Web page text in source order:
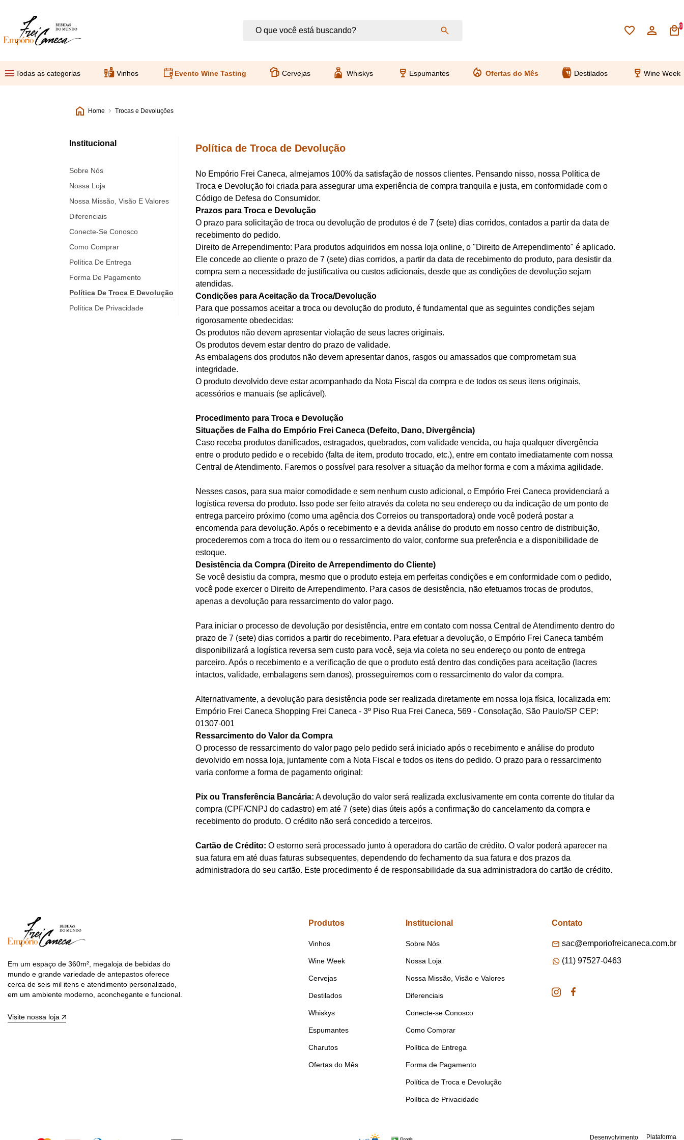
0
Todas as categorias Vinhos Evento Wine Tasting Cervejas Whiskys Espumantes Ofertas do Mês Destilados Wine Week
Institucional
Sobre Nós
Nossa Loja
Nossa Missão, Visão E Valores
Diferenciais
Conecte-Se Conosco
Como Comprar
Política De Entrega
Forma De Pagamento
Política De Troca E Devolução
Política De Privacidade
Home Trocas e Devoluções
Política de Troca de Devolução
No Empório Frei Caneca, almejamos 100% da satisfação de nossos clientes. Pensando nisso, nossa Política de
Troca e Devolução foi criada para assegurar uma experiência de compra tranquila e justa, em conformidade com o
Código de Defesa do Consumidor.
Prazos para Troca e Devolução
O prazo para solicitação de troca ou devolução de produtos é de 7 (sete) dias corridos, contados a partir da data de
recebimento do pedido.
Direito de Arrependimento: Para produtos adquiridos em nossa loja online, o "Direito de Arrependimento" é aplicado.
Ele concede ao cliente o prazo de 7 (sete) dias corridos, a partir da data de recebimento do produto, para desistir da
compra sem a necessidade de justificativa ou custos adicionais, desde que as condições de devolução sejam
atendidas.
Condições para Aceitação da Troca/Devolução
Para que possamos aceitar a troca ou devolução do produto, é fundamental que as seguintes condições sejam
rigorosamente obedecidas:
Os produtos não devem apresentar violação de seus lacres originais.
Os produtos devem estar dentro do prazo de validade.
As embalagens dos produtos não devem apresentar danos, rasgos ou amassados que comprometam sua
integridade.
O produto devolvido deve estar acompanhado da Nota Fiscal da compra e de todos os seus itens originais,
acessórios e manuais (se aplicável).
Procedimento para Troca e Devolução
Situações de Falha do Empório Frei Caneca (Defeito, Dano, Divergência)
Caso receba produtos danificados, estragados, quebrados, com validade vencida, ou haja qualquer divergência
entre o produto pedido e o recebido (falta de item, produto trocado, etc.), entre em contato imediatamente com nossa
Central de Atendimento. Faremos o possível para resolver a situação da melhor forma e com a máxima agilidade.
Nesses casos, para sua maior comodidade e sem nenhum custo adicional, o Empório Frei Caneca providenciará a
logística reversa do produto. Isso pode ser feito através da coleta no seu endereço ou da indicação de um ponto de
entrega parceiro próximo (como uma agência dos Correios ou transportadora) onde você poderá postar a
encomenda para devolução. Após o recebimento e a devida análise do produto em nosso centro de distribuição,
procederemos com a troca do item ou o ressarcimento do valor, conforme sua preferência e a disponibilidade de
estoque.
Desistência da Compra (Direito de Arrependimento do Cliente)
Se você desistiu da compra, mesmo que o produto esteja em perfeitas condições e em conformidade com o pedido,
você pode exercer o Direito de Arrependimento. Para casos de desistência, não efetuamos trocas de produtos,
apenas a devolução para ressarcimento do valor pago.
Para iniciar o processo de devolução por desistência, entre em contato com nossa Central de Atendimento dentro do
prazo de 7 (sete) dias corridos a partir do recebimento. Para efetuar a devolução, o Empório Frei Caneca também
disponibilizará a logística reversa sem custo para você, seja via coleta no seu endereço ou ponto de entrega
parceiro. Após o recebimento e a verificação de que o produto está dentro das condições para aceitação (lacres
intactos, validade, embalagens sem danos), prosseguiremos com o ressarcimento do valor da compra.
Alternativamente, a devolução para desistência pode ser realizada diretamente em nossa loja física, localizada em:
Empório Frei Caneca Shopping Frei Caneca - 3º Piso Rua Frei Caneca, 569 - Consolação, São Paulo/SP CEP:
01307-001
Ressarcimento do Valor da Compra
O processo de ressarcimento do valor pago pelo pedido será iniciado após o recebimento e análise do produto
devolvido em nossa loja, juntamente com a Nota Fiscal e todos os itens do pedido. O prazo para o ressarcimento
varia conforme a forma de pagamento original:
Pix ou Transferência Bancária: A devolução do valor será realizada exclusivamente em conta corrente do titular da
compra (CPF/CNPJ do cadastro) em até 7 (sete) dias úteis após a confirmação do cancelamento da compra e
recebimento do produto. O crédito não será concedido a terceiros.
Cartão de Crédito: O estorno será processado junto à operadora do cartão de crédito. O valor poderá aparecer na
sua fatura em até duas faturas subsequentes, dependendo do fechamento da sua fatura e dos prazos da
administradora do seu cartão. Este procedimento é de responsabilidade da sua administradora do cartão de crédito.
Em um espaço de 360m², megaloja de bebidas do
mundo e grande variedade de antepastos oferece
cerca de seis mil itens e atendimento personalizado,
em um ambiente moderno, aconchegante e funcional.
Visite nossa loja
Produtos
Vinhos
Wine Week
Cervejas
Destilados
Whiskys
Espumantes
Charutos
Ofertas do Mês
Institucional
Sobre Nós
Nossa Loja
Nossa Missão, Visão e Valores
Diferenciais
Conecte-se Conosco
Como Comprar
Política de Entrega
Forma de Pagamento
Política de Troca e Devolução
Política de Privacidade
Contato
sac@emporiofreicaneca.com.br
(11) 97527-0463
Desenvolvimento Plataforma